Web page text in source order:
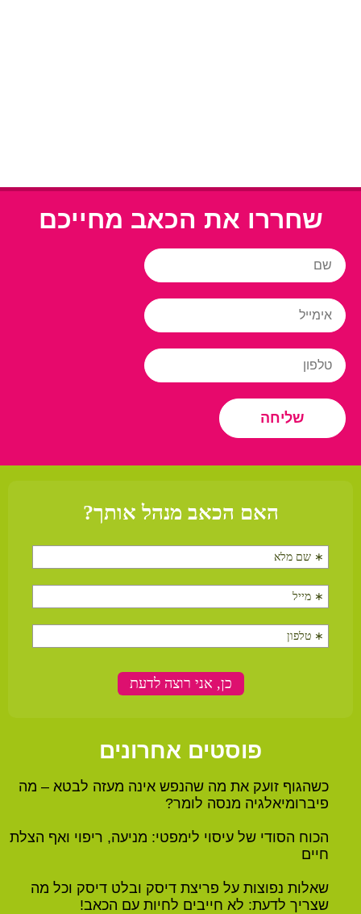
שחררו את הכאב מחייכם
פוסטים אחרונים
כשהגוף זועק את מה שהנפש אינה מעזה לבטא – מה
פיברומיאלגיה מנסה לומר?
הכוח הסודי של עיסוי לימפטי: מניעה, ריפוי ואף הצלת
חיים
שאלות נפוצות על פריצת דיסק ובלט דיסק וכל מה
שצריך לדעת: לא חייבים לחיות עם הכאב!